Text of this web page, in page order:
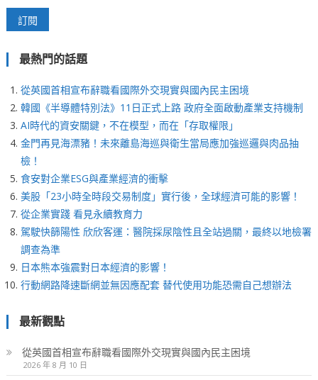
最熱門的話題
從英國首相宣布辭職看國際外交現實與國內民主困境
韓國《半導體特別法》11日正式上路 政府全面啟動產業支持機制
AI時代的資安關鍵，不在模型，而在「存取權限」
金門再見海漂豬！未來離島海巡與衛生當局應加強巡邏與肉品抽
檢！
食安對企業ESG與產業經濟的衝擊
美股「23小時全時段交易制度」實行後，全球經濟可能的影響！
從企業實踐 看見永續教育力
駕駛快篩陽性 欣欣客運：醫院採尿陰性且全站過關，最終以地檢署
調查為準
日本熊本強震對日本經濟的影響！
行動網路降速斷網並無因應配套 替代使用功能恐需自己想辦法
最新觀點
從英國首相宣布辭職看國際外交現實與國內民主困境
2026 年 8 月 10 日